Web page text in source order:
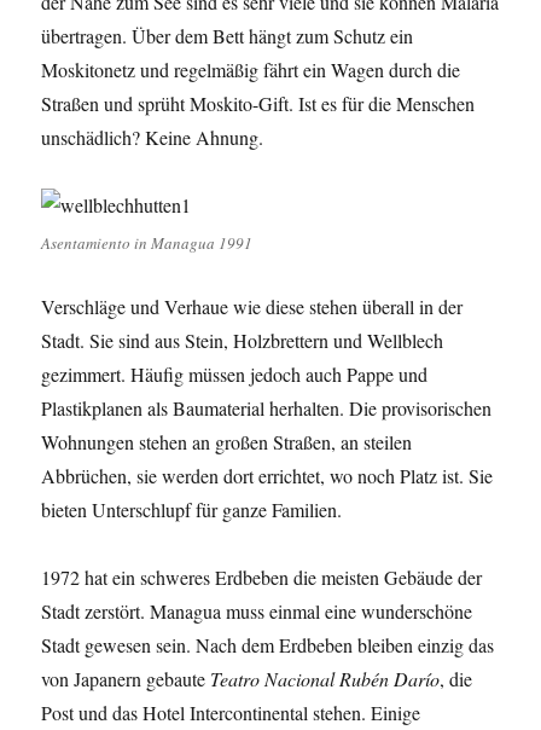
übertragen. Über dem Bett hängt zum Schutz ein
Moskitonetz und regelmäßig fährt ein Wagen durch die
Straßen und sprüht Moskito-Gift. Ist es für die Menschen
unschädlich? Keine Ahnung.
Asentamiento in Managua 1991
Verschläge und Verhaue wie diese stehen überall in der
Stadt. Sie sind aus Stein, Holzbrettern und Wellblech
gezimmert. Häufig müssen jedoch auch Pappe und
Plastikplanen als Baumaterial herhalten. Die provisorischen
Wohnungen stehen an großen Straßen, an steilen
Abbrüchen, sie werden dort errichtet, wo noch Platz ist. Sie
bieten Unterschlupf für ganze Familien.
1972 hat ein schweres Erdbeben die meisten Gebäude der
Stadt zerstört. Managua muss einmal eine wunderschöne
Stadt gewesen sein. Nach dem Erdbeben bleiben einzig das
von Japanern gebaute Teatro Nacional Rubén Darío, die
Post und das Hotel Intercontinental stehen. Einige